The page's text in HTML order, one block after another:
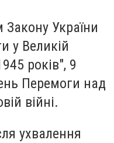
Закону України
у Великій
років", 9
Перемоги над
війні.
ухвалення